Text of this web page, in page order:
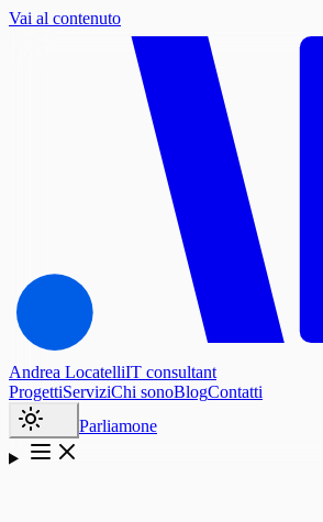
Vai al contenuto
Andrea LocatelliIT consultant
ProgettiServiziChi sonoBlogContatti
Parliamone